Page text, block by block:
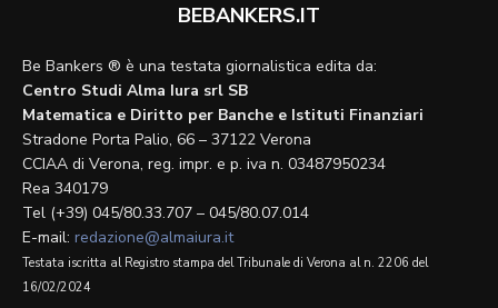
BEBANKERS.IT
Be Bankers ® è una testata giornalistica edita da:
Centro Studi Alma Iura srl SB
Matematica e Diritto per Banche e Istituti Finanziari
Stradone Porta Palio, 66 – 37122 Verona
CCIAA di Verona, reg. impr. e p. iva n. 03487950234
Rea 340179
Tel (+39) 045/80.33.707 – 045/80.07.014
E-mail: redazione@almaiura.it
Testata iscritta al Registro stampa del Tribunale di Verona al n. 2206 del
16/02/2024